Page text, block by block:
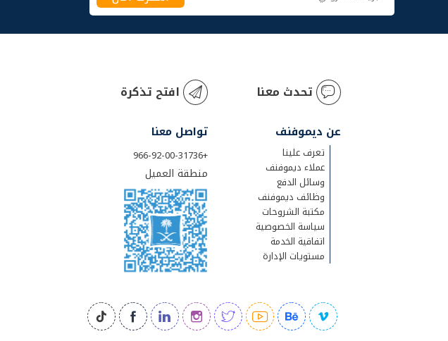
تحدث معنا افتح تذكرة
عن ديموفنف
تعرف علينا
عملاء ديموفنف
وسائل الدفع
وظائف ديموفنف
مكتبة الشروحات
سياسة الخصوصية
اتفاقية الخدمة
مستويات الإدارة
تواصل معنا
+966-92-00-31736
منطقة العميل